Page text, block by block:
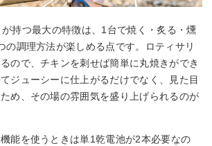
が持つ最大の特徴は、1台で焼く・炙る・燻
の調理方法が楽しめる点です。ロティサリ
ので、チキンを刺せば簡単に丸焼きができ
ジューシーに仕上がるだけでなく、見た目
め、その場の雰囲気を盛り上げられるのが
能を使うときは単1乾電池が2本必要なの